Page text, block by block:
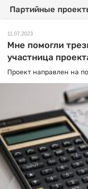
Партийные
11.07.2023
Мне помогли
участница
Проект направлен на